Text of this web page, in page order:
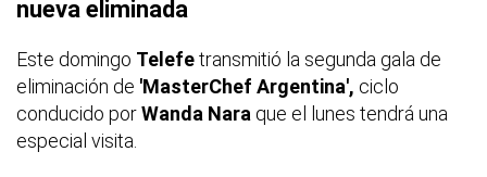
nueva eliminada
Este domingo Telefetransmitió la segunda gala de
eliminación de 'MasterChef Argentina', ciclo
conducido porWanda Nara que el lunes tendrá una
especial visita.